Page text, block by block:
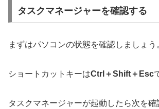
タスクマネージャーを確認する
まずはパソコンの状態を確認しましょう
ショートカットキーはCtrl＋Shift＋Esc
タスクマネージャーが起動したら次を確